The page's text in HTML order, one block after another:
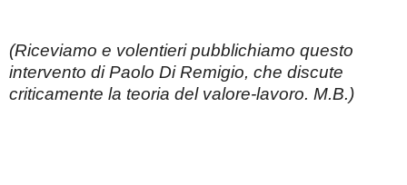
(Riceviamo e volentieri pubblichiamo questo
intervento di Paolo Di Remigio, che discute
criticamente la teoria del valore-lavoro. M.B.)